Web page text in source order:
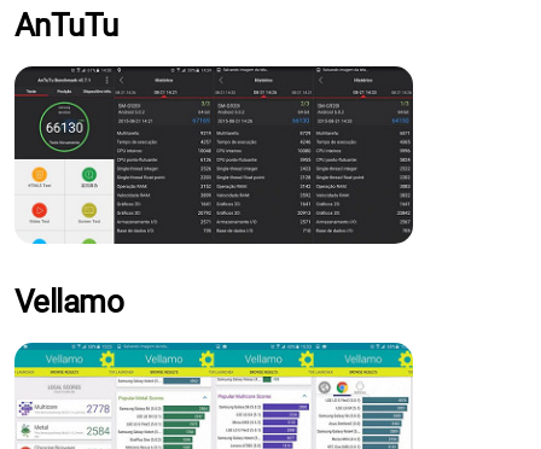
AnTuTu
Vellamo